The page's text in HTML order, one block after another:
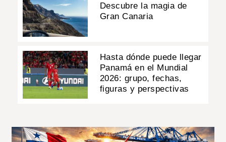
Descubre la magia de
Gran Canaria
Hasta dónde puede llegar
Panamá en el Mundial
2026: grupo, fechas,
figuras y perspectivas